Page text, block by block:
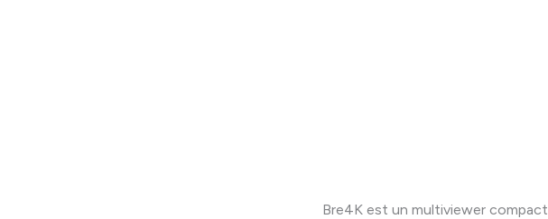
Bre4K est un multiviewer compact